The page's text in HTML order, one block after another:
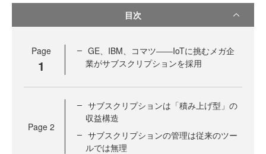
目次
Page
1
GE、IBM、コマツ――IoTに挑むメガ企
業がサブスクリプションを採用
Page 2
サブスクリプションは「積み上げ型」の
収益構造
サブスクリプションの管理は従来のツー
ルでは無理